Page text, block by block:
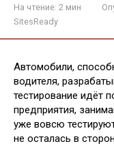
На чтение: 2 мин
SitesReady
Автомобили,
водителя,
тестирование идёт
предприятия,
уже вовсю
не осталась в